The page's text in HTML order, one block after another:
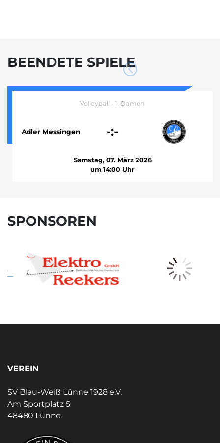
BEENDETE SPIELE
Volleyball - 1. Damen
Adler Messingen -:-
Samstag, 07. März 2026
um 14:00 Uhr
SPONSOREN
VEREIN
SV Blau-Weiß Lünne 1928 e.V.
Am Sportplatz 5
48480 Lünne